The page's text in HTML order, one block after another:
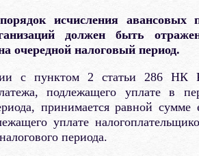
порядок исчисления авансовых
должен быть
очередной налоговый период.
с пунктом 2 статьи 286 НК
подлежащего уплате в
принимается равной сумме
уплате
периода.